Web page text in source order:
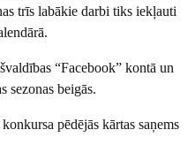
trīs labākie darbi tiks iekļauti
“Facebook” kontā un
sezonas beigās.
pēdējās kārtas saņems